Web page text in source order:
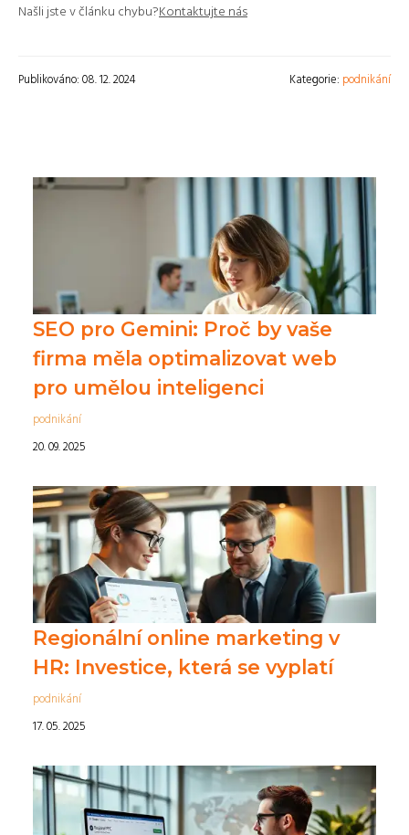
Našli jste v článku chybu?Kontaktujte nás
Publikováno: 08. 12. 2024 Kategorie: podnikání
SEO pro Gemini: Proč by vaše
firma měla optimalizovat web
pro umělou inteligenci
podnikání
20. 09. 2025
Regionální online marketing v
HR: Investice, která se vyplatí
podnikání
17. 05. 2025